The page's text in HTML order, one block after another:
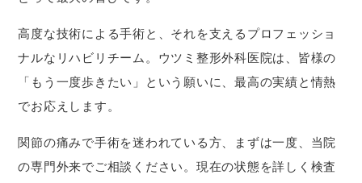
高度な技術による手術と、それを支えるプロフェッショ
ナルなリハビリチーム。ウツミ整形外科医院は、皆様の
「もう一度歩きたい」という願いに、最高の実績と情熱
でお応えします。
関節の痛みで手術を迷われている方、まずは一度、当院
の専門外来でご相談ください。現在の状態を詳しく検査